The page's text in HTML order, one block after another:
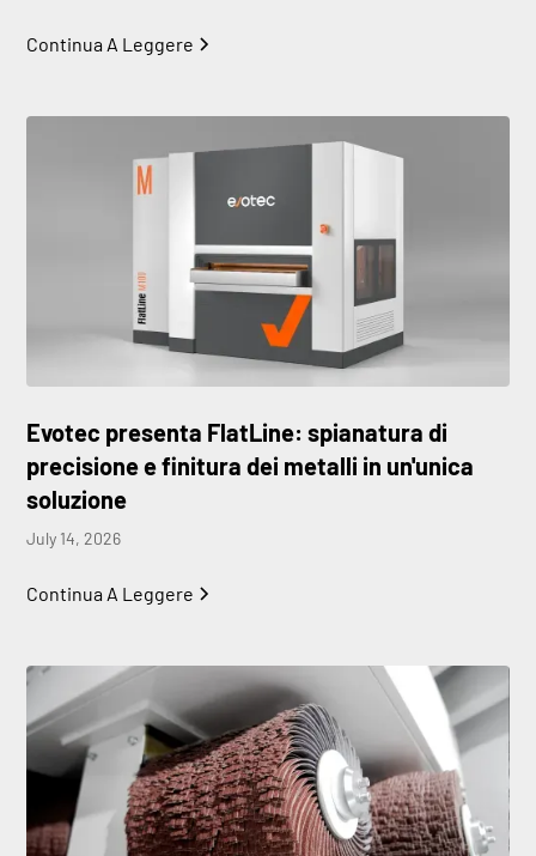
Continua A Leggere
Evotec presenta FlatLine: spianatura di
precisione e finitura dei metalli in un'unica
soluzione
July 14, 2026
Continua A Leggere